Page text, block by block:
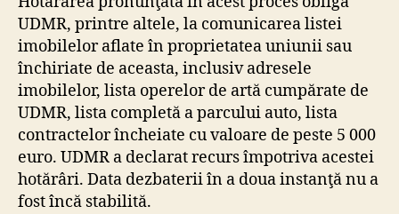
UDMR, printre altele, la comunicarea listei
imobilelor aflate în proprietatea uniunii sau
închiriate de aceasta, inclusiv adresele
imobilelor, lista operelor de artă cumpărate de
UDMR, lista completă a parcului auto, lista
contractelor încheiate cu valoare de peste 5 000
euro. UDMR a declarat recurs împotriva acestei
hotărâri. Data dezbaterii în a doua instanţă nu a
fost încă stabilită.